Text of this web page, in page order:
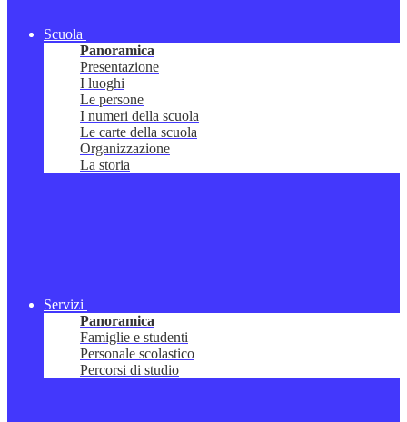
Scuola
Panoramica
Presentazione
I luoghi
Le persone
I numeri della scuola
Le carte della scuola
Organizzazione
La storia
Servizi
Panoramica
Famiglie e studenti
Personale scolastico
Percorsi di studio